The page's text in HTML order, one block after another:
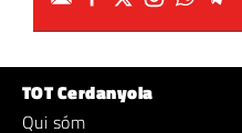
TOT Cerdanyola
Qui sóm